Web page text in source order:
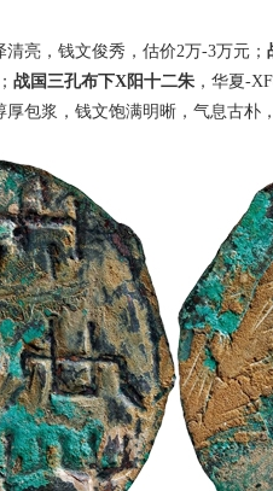
亮，钱文俊秀，估价2万-3万元；
战国三孔布下X阳十二朱 ，华夏-
包浆，钱文饱满明晰，气息古朴